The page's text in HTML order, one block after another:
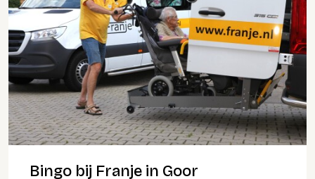
Bingo bij Franje in Goor